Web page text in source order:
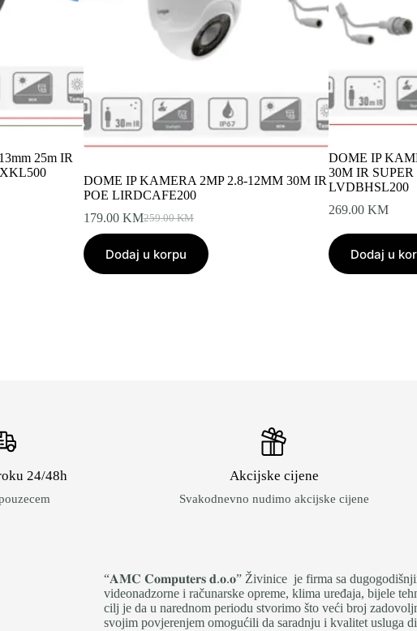
25m IR
DOME IP KAMERA 2MP 2.8-12MM 30M IR
POE LIRDCAFE200
259.00KM
Original
was:
259.00 KM.
179.00 KMCurrent
is:
179.00 KM.
Dodaj u korpu
DOME IP
30M IR
LVDBHSL200
269.00 KM
Dodaj u
24/48h Akcijske cijene
Svakodnevno nudimo akcijske cijene
“𝐀𝐌𝐂 𝐂𝐨𝐦𝐩𝐮𝐭𝐞𝐫𝐬 𝐝.𝐨.𝐨” Živinice je firma sa
videonadzorne i računarske opreme, klima uređaja, bijele
cilj je da u narednom periodu stvorimo što veći broj
svojim povjerenjem omogućili da saradnju i kvalitet usluga